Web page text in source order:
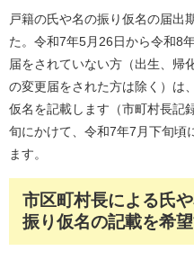
戸籍の氏や名の振り仮名の届出
た。令和7年5月26日から令和8
届をされていない方（出生、帰
の変更届をされた方は除く）は
仮名を記載します（市町村長記
旬にかけて、令和7年7月下旬頃
ます。
市区町村長による氏
振り仮名の記載を希